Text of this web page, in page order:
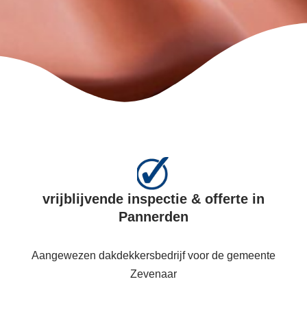
vrijblijvende inspectie & offerte in
Pannerden
Aangewezen dakdekkersbedrijf voor de gemeente
Zevenaar